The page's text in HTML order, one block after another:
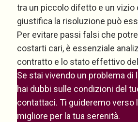
tra un piccolo difetto e un vizio
giustifica la risoluzione può
Per evitare passi falsi che
costarti cari, è essenziale
contratto e lo stato effettivo
Se stai vivendo un problema di
hai dubbi sulle condizioni del
contattaci. Ti guideremo verso
migliore per la tua serenità.